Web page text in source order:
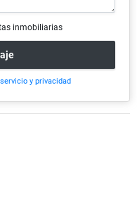
inmobiliarias
y privacidad